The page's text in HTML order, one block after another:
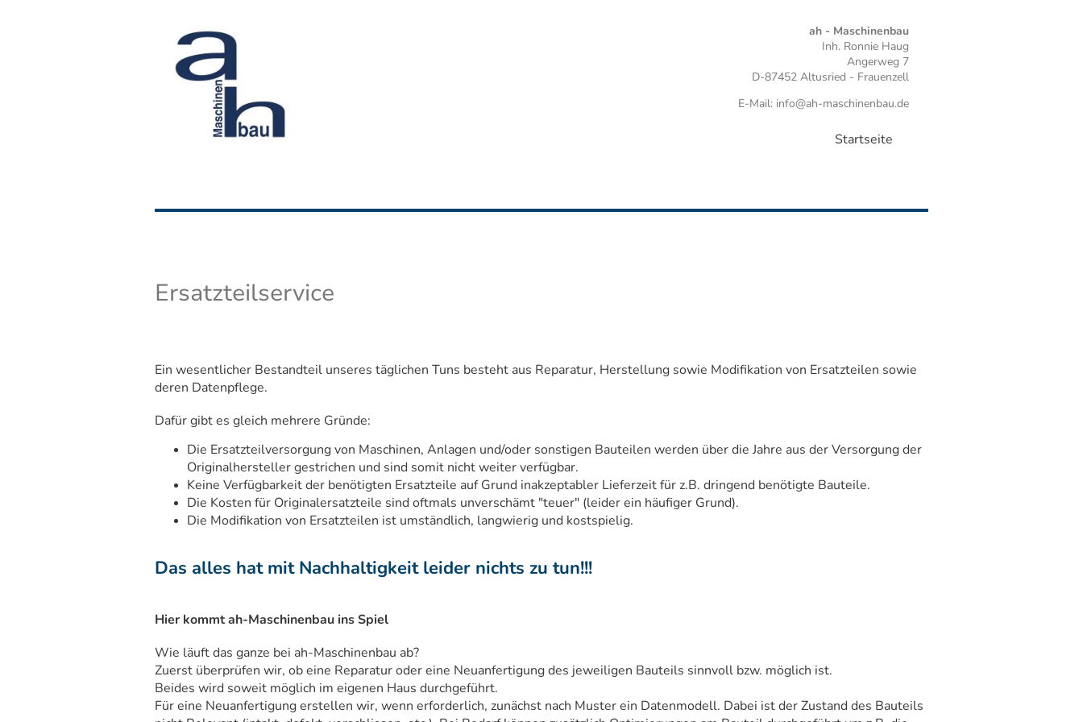
ah - Maschinenbau
Inh. Ronnie Haug
Angerweg 7
D-87452 Altusried - Frauenzell
E-Mail: info@ah-maschinenbau.de
Startseite
Ein wesentlicher Bestandteil unseres täglichen Tuns besteht aus Reparatur, Herstellung sowie Modifikation von Ersatzteilen sowie
deren Datenpflege.
Dafür gibt es gleich mehrere Gründe:
Die Ersatzteilversorgung von Maschinen, Anlagen und/oder sonstigen Bauteilen werden über die Jahre aus der Versorgung der
Originalhersteller gestrichen und sind somit nicht weiter verfügbar.
Keine Verfügbarkeit der benötigten Ersatzteile auf Grund inakzeptabler Lieferzeit für z.B. dringend benötigte Bauteile.
Die Kosten für Originalersatzteile sind oftmals unverschämt "teuer" (leider ein häufiger Grund).
Die Modifikation von Ersatzteilen ist umständlich, langwierig und kostspielig.
Das alles hat mit Nachhaltigkeit leider nichts zu tun!!!
Hier kommt ah-Maschinenbau ins Spiel
Wie läuft das ganze bei ah-Maschinenbau ab?
Zuerst überprüfen wir, ob eine Reparatur oder eine Neuanfertigung des jeweiligen Bauteils sinnvoll bzw. möglich ist.
Beides wird soweit möglich im eigenen Haus durchgeführt.
Für eine Neuanfertigung erstellen wir, wenn erforderlich, zunächst nach Muster ein Datenmodell. Dabei ist der Zustand des Bauteils
Ersatzteilservice